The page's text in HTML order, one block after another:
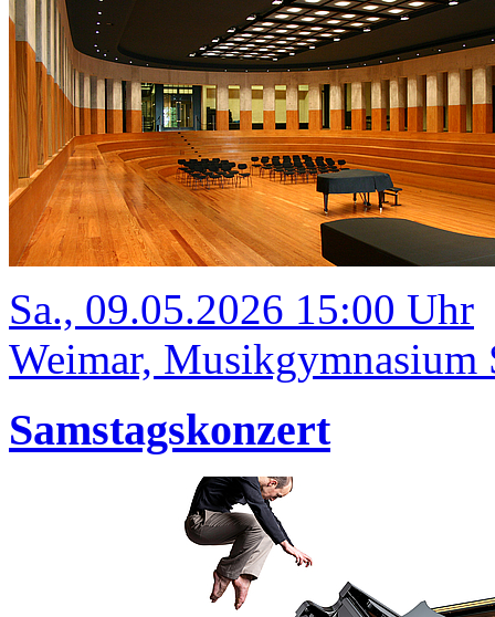
Sa., 09.05.2026 15:00 Uhr
Weimar, Musikgymnasium
Samstagskonzert